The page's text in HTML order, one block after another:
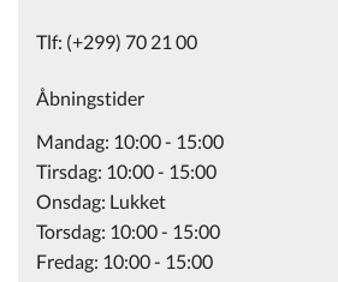
Tlf: (+299) 70 21 00
Åbningstider
Mandag: 10:00 - 15:00
Tirsdag: 10:00 - 15:00
Onsdag: Lukket
Torsdag: 10:00 - 15:00
Fredag: 10:00 - 15:00